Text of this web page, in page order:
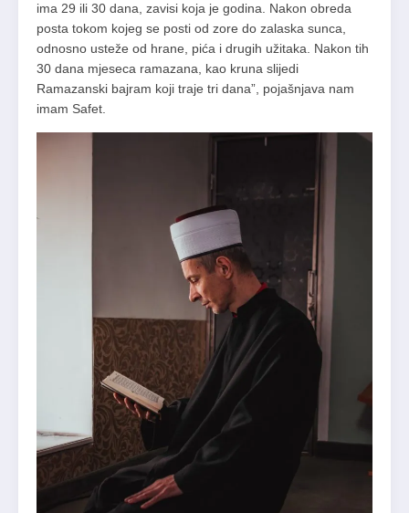
ima 29 ili 30 dana, zavisi koja je godina. Nakon obreda
posta tokom kojeg se posti od zore do zalaska sunca,
odnosno usteže od hrane, pića i drugih užitaka. Nakon tih
30 dana mjeseca ramazana, kao kruna slijedi
Ramazanski bajram koji traje tri dana”, pojašnjava nam
imam Safet.